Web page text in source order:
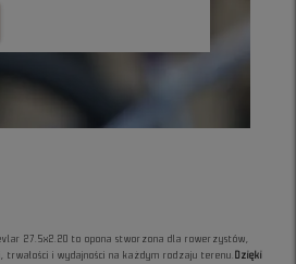
27.5x2.20 to opona stworzona dla rowerzystów,
i wydajności na każdym rodzaju terenu. Dzięki